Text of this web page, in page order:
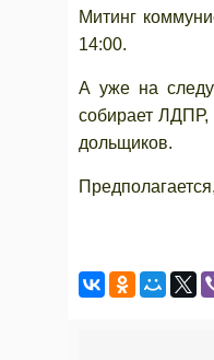
Митинг
14:00.
А уже на
собирает ЛДПР,
дольщиков.